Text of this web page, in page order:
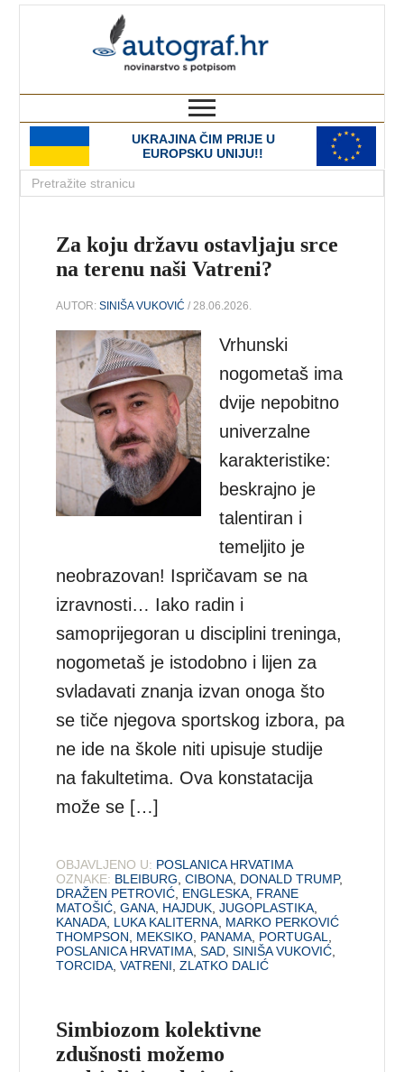
UKRAJINA ČIM PRIJE U
EUROPSKU UNIJU!!
Za koju državu ostavljaju srce
na terenu naši Vatreni?
AUTOR:SINIŠA VUKOVIĆ / 28.06.2026.
Vrhunski
nogometaš ima
dvije nepobitno
univerzalne
karakteristike:
beskrajno je
talentiran i
temeljito je
neobrazovan! Ispričavam se na
izravnosti… Iako radin i
samoprijegoran u disciplini treninga,
nogometaš je istodobno i lijen za
svladavati znanja izvan onoga što
se tiče njegova sportskog izbora, pa
ne ide na škole niti upisuje studije
na fakultetima. Ova konstatacija
može se […]
OBJAVLJENO U: POSLANICA HRVATIMA
OZNAKE: BLEIBURG ,CIBONA DONALD TRUMP,
DRAŽEN PETROVIĆ ENGLESKA FRANE
MATOŠIĆ ,GANA HAJDUK ,JUGOPLASTIKA
KANADA LUKA KALITERNA MARKO PERKOVIĆ
THOMPSON
MEKSIKO PANAMA PORTUGAL
POSLANICA HRVATIMA ,SAD ,SINIŠA VUKOVIĆ
TORCIDA ,VATRENI ,ZLATKO DALIĆ
Simbiozom kolektivne
zdušnosti možemo